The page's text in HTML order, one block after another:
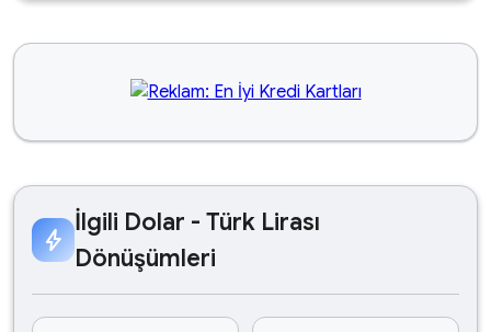
bolt
İlgili Dolar - Türk Lirası
Dönüşümleri